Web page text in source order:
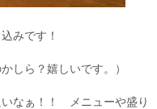
みです！
しら？嬉しいです。）
なぁ！！ メニューや盛り